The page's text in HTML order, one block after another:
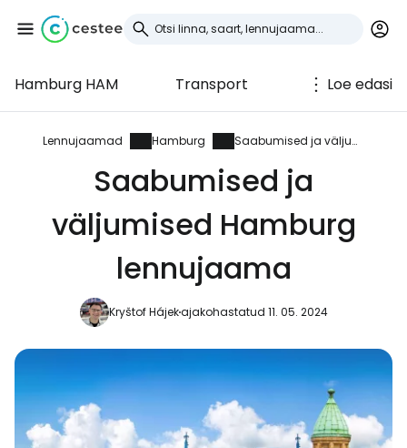
Hamburg HAM Transport Loe edasi
Lennujaamad Hamburg Saabumised ja väljumised
Saabumised ja
väljumised Hamburg
lennujaama
Kryštof Hájekajakohastatud 11. 05. 2024
Logi sisse
Cestee'sse
... ülemaailmne reisikogukond
Jätka Facebookiga
Jätkake e-kirjaga